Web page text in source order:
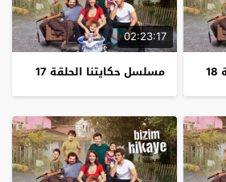
02:23:17
مسلسل حكايتنا الحلقة 17